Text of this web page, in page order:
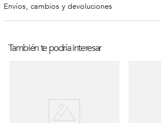
Envíos, cambios y devoluciones
También te podría interesar